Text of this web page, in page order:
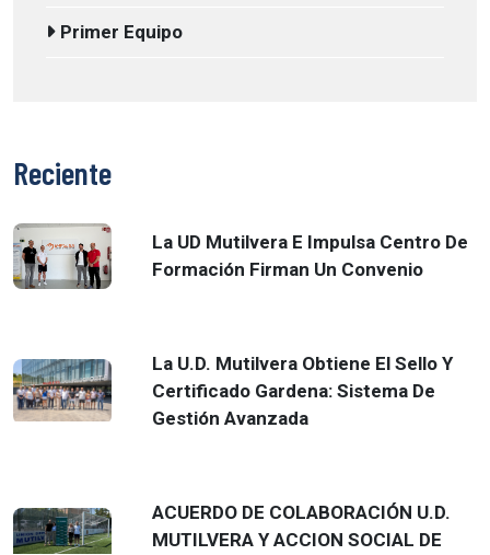
Primer Equipo
Reciente
La UD Mutilvera E Impulsa Centro De
Formación Firman Un Convenio
La U.D. Mutilvera Obtiene El Sello Y
Certificado Gardena: Sistema De
Gestión Avanzada
ACUERDO DE COLABORACIÓN U.D.
MUTILVERA Y ACCION SOCIAL DE